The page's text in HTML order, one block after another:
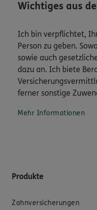
Wichtiges aus
Ich bin verpflichtet,
Person zu geben.
sowie auch
dazu an. Ich biete
ferner sonstige
Mehr Informationen
Produkte
Zahnversicherungen